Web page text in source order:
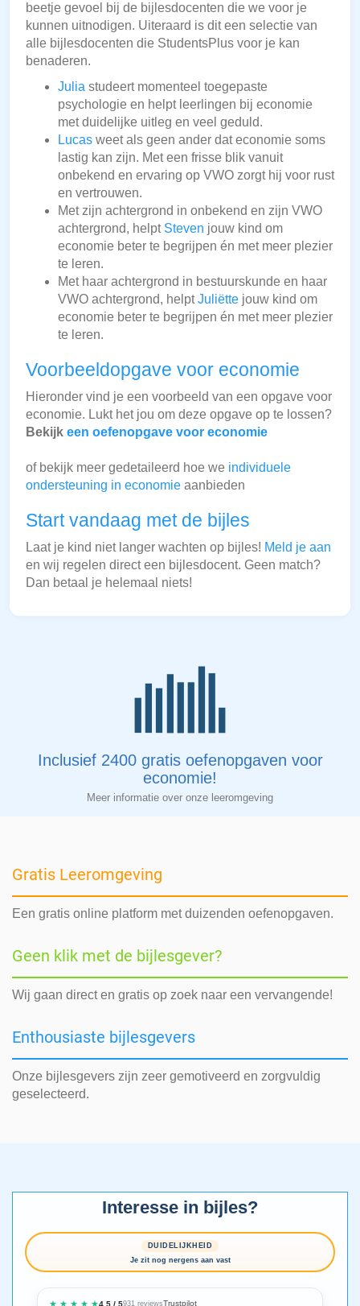
beetje gevoel bij de bijlesdocenten die we voor je
kunnen uitnodigen. Uiteraard is dit een selectie van
alle bijlesdocenten die StudentsPlus voor je kan
benaderen.
Julia studeert momenteel toegepaste
psychologie en helpt leerlingen bij economie
met duidelijke uitleg en veel geduld.
Lucas weet als geen ander dat economie soms
lastig kan zijn. Met een frisse blik vanuit
onbekend en ervaring op VWO zorgt hij voor rust
en vertrouwen.
Met zijn achtergrond in onbekend en zijn VWO
achtergrond, helpt Steven jouw kind om
economie beter te begrijpen én met meer plezier
te leren.
Met haar achtergrond in bestuurskunde en haar
VWO achtergrond, helptJuliëtte jouw kind om
economie beter te begrijpen én met meer plezier
te leren.
Voorbeeldopgave voor economie
Hieronder vind je een voorbeeld van een opgave voor
economie. Lukt het jou om deze opgave op te lossen?
Bekijk een oefenopgave voor economie
of bekijk meer gedetaileerd hoe we individuele
ondersteuning in economie aanbieden
Start vandaag met de bijles
Laat je kind niet langer wachten op bijles! Meld je aan
en wij regelen direct een bijlesdocent. Geen match?
Dan betaal je helemaal niets!
Inclusief 2400 gratis oefenopgaven voor
economie!
Meer informatie over onze leeromgeving
Gratis Leeromgeving
Een gratis online platform met duizenden oefenopgaven.
Geen klik met de bijlesgever?
Wij gaan direct en gratis op zoek naar een vervangende!
Enthousiaste bijlesgevers
Onze bijlesgevers zijn zeer gemotiveerd en zorgvuldig
geselecteerd.
Interesse in bijles?
DUIDELIJKHEID
Je zit nog nergens aan vast
★ ★ ★ ★ ★4.5 / 5931 reviewsTrustpilot